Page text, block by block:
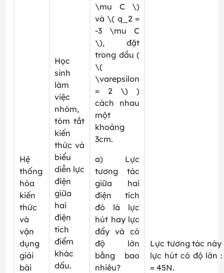
Hệ
thống
hóa
kiến
thức
và
vận
dụng
giải
bài
Học
sinh
làm
việc
nhóm,
tóm tắt
kiến
thức và
biểu
diễn lực
điện
giữa
hai
điện
tích
điểm
khác
dấu.
\mu C \)
và \( q_2 =
-3 \mu C
\), đặt
trong dầu (
\(
\varepsilon
= 2 \) )
cách nhau
một
khoảng
3cm.
a) Lực
tương tác
giữa hai
điện tích
đó là lực
hút hay lực
đẩy và có
độ lớn
bằng bao
nhiêu?
Lực tương tác này
lực hút có độ lớn
= 45N.